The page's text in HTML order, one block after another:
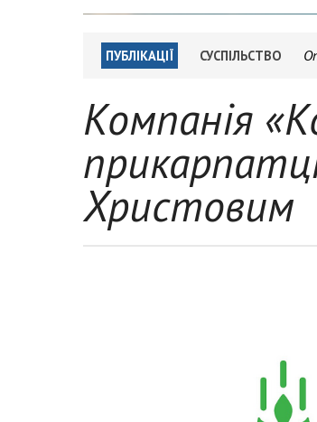
ПУБЛІКАЦІЇ СУСПІЛЬСТВО
Компанія
Христовим